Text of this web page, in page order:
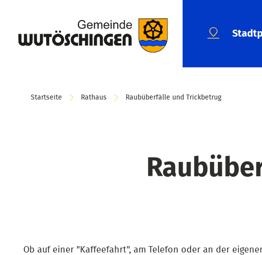
Startseite Rathaus Raubüberfälle und Trickbetrug
Ob auf einer "Kaffeefahrt", am Telefon oder an der